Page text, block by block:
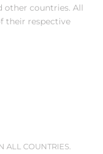
other countries. All
their respective
ALL COUNTRIES.